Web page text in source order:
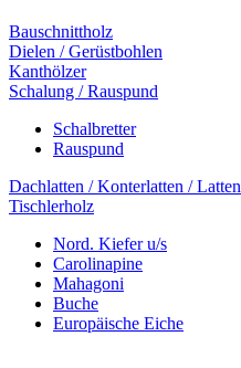
Bauschnittholz
Dielen / Gerüstbohlen
Kanthölzer
Schalung / Rauspund
Schalbretter
Rauspund
Dachlatten / Konterlatten / Latten
Tischlerholz
Nord. Kiefer u/s
Carolinapine
Mahagoni
Buche
Europäische Eiche